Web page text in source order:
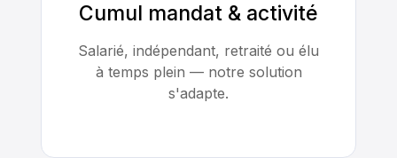
Cumul mandat & activité
Salarié, indépendant, retraité ou élu
à temps plein — notre solution
s'adapte.